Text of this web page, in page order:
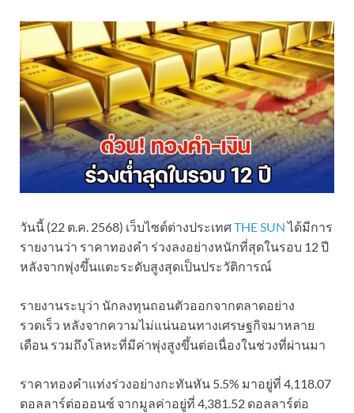
วันนี้ (22 ต.ค. 2568) เว็บไซต์ต่างประเทศTHE SUNได้มีการ
รายงานว่า ราคาทองคำ ร่วงลงอย่างหนักที่สุดในรอบ 12 ปี
หลังจากพุ่งขึ้นแตะระดับสูงสุดเป็นประวัติการณ์
รายงานระบุว่า นักลงทุนถอนตัวออกจากตลาดอย่าง
รวดเร็ว หลังจากความไม่แน่นอนทางเศรษฐกิจมาหลาย
เดือน รวมถึงโลหะที่มีค่าพุ่งสูงขึ้นต่อเนื่องในช่วงที่ผ่านมา
ราคาทองคำแท่งร่วงอย่างกะทันหัน 5.5% มาอยู่ที่ 4,118.07
ดอลลาร์ต่อออนซ์ จากมูลค่าอยู่ที่ 4,381.52 ดอลลาร์ต่อ